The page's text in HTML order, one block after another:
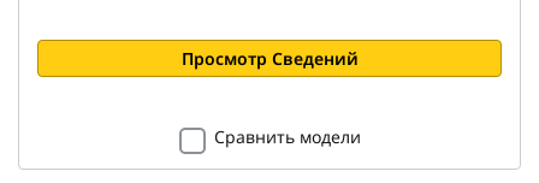
Просмотр Сведений
Сравнить модели